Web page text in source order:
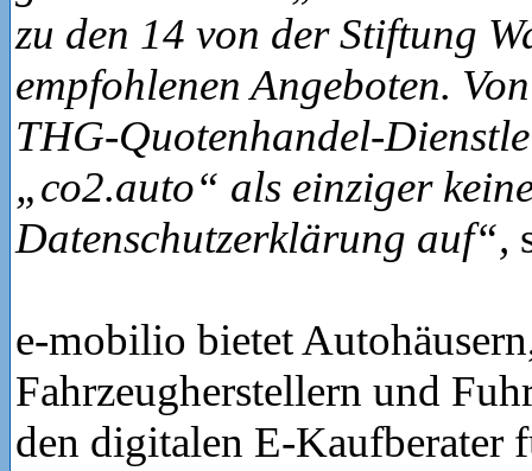
zu den 14 von der Stiftung
empfohlenen Angeboten.
THG-Quotenhandel-
„co2.auto“ als einziger
Datenschutzerklärung auf“,
e-mobilio bietet
Fahrzeugherstellern und
den digitalen E-Kaufberater